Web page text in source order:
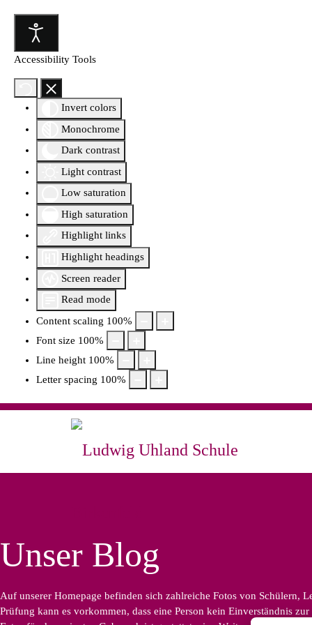
Accessibility Tools
Invert colors
Monochrome
Dark contrast
Light contrast
Low saturation
High saturation
Highlight links
Highlight headings
Screen reader
Read mode
Content scaling 100%
Font size 100%
Line height 100%
Letter spacing 100%
Unser Blog
Auf unserer Homepage befinden sich zahlreiche Fotos von
Prüfung kann es vorkommen, dass eine Person kein Einverständnis